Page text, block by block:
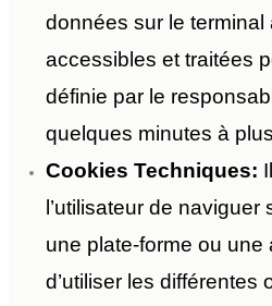
données sur le terminal
accessibles et traitées
définie par le
quelques minutes à
Cookies Techniques:
l’utilisateur de
une plate-forme ou une
d’utiliser les différentes